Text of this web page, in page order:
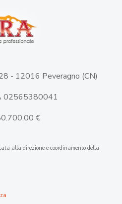
- 12016 Peveragno (CN)
02565380041
€
alla direzione e coordinamento della